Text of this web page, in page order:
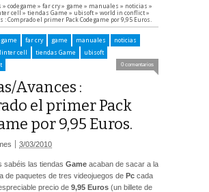
» codegame » far cry» game » manuales » noticias »
cell » tiendas Game » ubisoft » world in conflict »
: Comprado el primer Pack Codegame por 9,95 Euros.
far cry game manuales
noticias
cell tiendas Game
ubisoft
0 comentarios
Avances :
el primer Pack
por 9,95 Euros.
3/03/2010
sabéis las tiendas Game acaban de sacar a la
de paquetes de tres videojuegos de Pc cada
precio de 9,95 Euros (un billete de